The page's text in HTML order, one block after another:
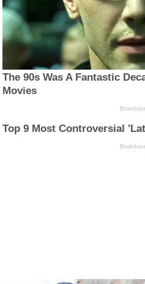
The 90s Was A Fantastic
Movies
Top 9 Most Controversial